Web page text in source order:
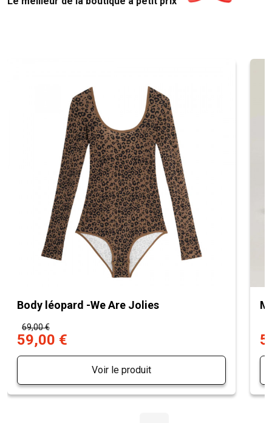
Body léopard -We Are Jolies
69,00 €
59,00 €
Voir le produit